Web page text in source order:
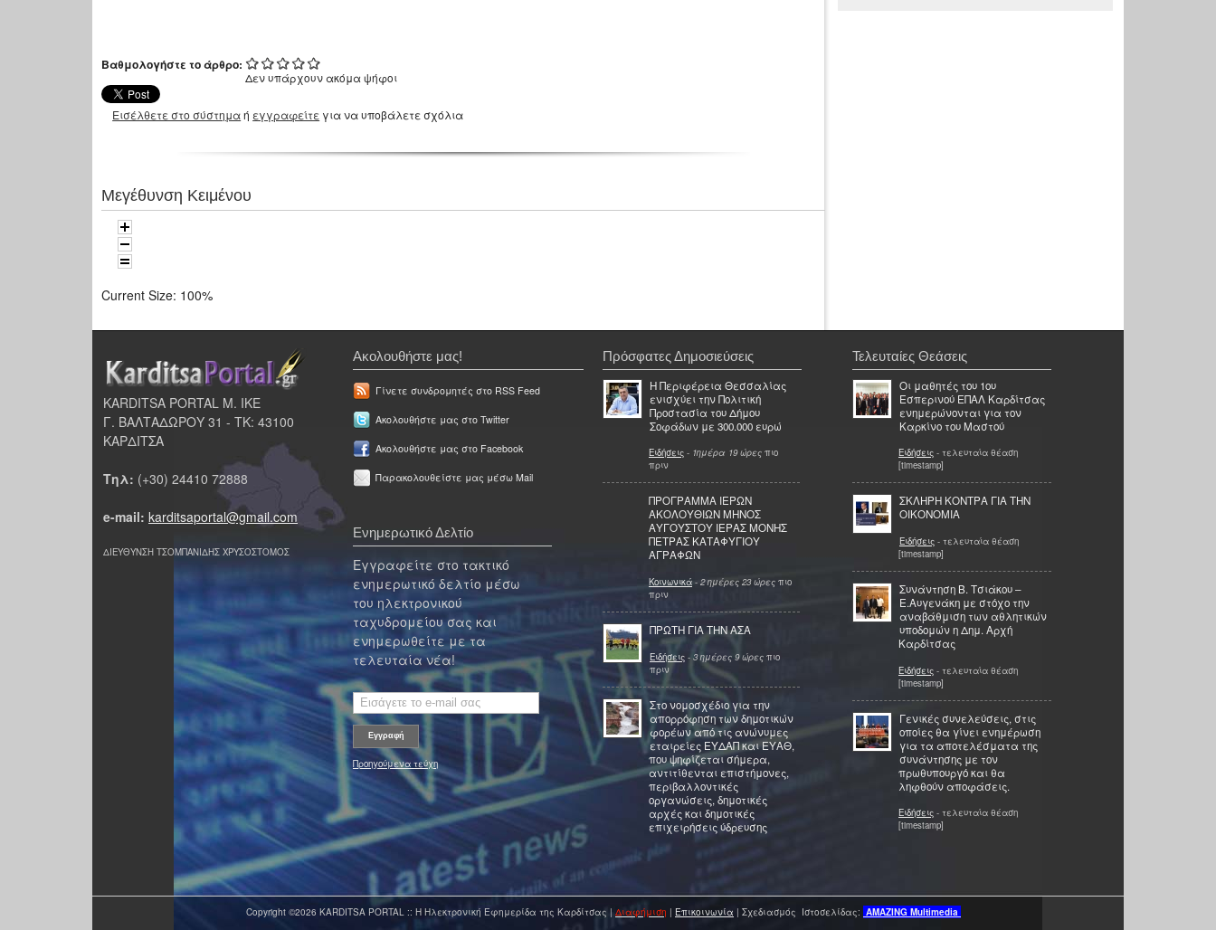
Βαθμολογήστε το άρθρο:
Δεν υπάρχουν ακόμα ψήφοι
Εισέλθετε στο σύστημαή εγγραφείτε για να υποβάλετε σχόλια
Μεγέθυνση Κειμένου
Current Size: 100%
KARDITSA PORTAL Μ. ΙΚΕ
Γ. ΒΑΛΤΑΔΩΡΟΥ 31 - ΤΚ: 43100
ΚΑΡΔΙΤΣΑ
Τηλ: (+30) 24410 72888
e-mail: karditsaportal@gmail.com
ΔΙΕΥΘΥΝΣΗ ΤΣΟΜΠΑΝΙΔΗΣ ΧΡΥΣΟΣΤΟΜΟΣ
Ακολουθήστε μας!
Γίνετε συνδρομητές στο RSS Feed
Ακολουθήστε μας στο Twitter
Ακολουθήστε μας στο Facebook
Παρακολουθείστε μας μέσω Mail
Ενημερωτικό Δελτίο
Εγγραφείτε στο τακτικό
ενημερωτικό δελτίο μέσω
του ηλεκτρονικού
ταχυδρομείου σας και
ενημερωθείτε με τα
τελευταία νέα!
Προηγούμενα τεύχη
Πρόσφατες Δημοσιεύσεις
Η Περιφέρεια Θεσσαλίας
ενισχύει την Πολιτική
Προστασία του Δήμου
Σοφάδων με 300.000 ευρώ
Ειδήσεις - 1ημέρα 19 ώρες πιο
πριν
ΠΡΟΓΡΑΜΜΑ ΙΕΡΩΝ
ΑΚΟΛΟΥΘΙΩΝ ΜΗΝΟΣ
ΑΥΓΟΥΣΤΟΥ ΙΕΡΑΣ ΜΟΝΗΣ
ΠΕΤΡΑΣ ΚΑΤΑΦΥΓΙΟΥ
ΑΓΡΑΦΩΝ
Κοινωνικά - 2 ημέρες 23 ώρες πιο
πριν
ΠΡΩΤΗ ΓΙΑ ΤΗΝ ΑΣΑ
Ειδήσεις - 3 ημέρες 9 ώρες πιο
πριν
Στο νομοσχέδιο για την
απορρόφηση των δημοτικών
φορέων από τις ανώνυμες
εταιρείες ΕΥΔΑΠ και ΕΥΑΘ,
που ψηφίζεται σήμερα,
αντιτίθενται επιστήμονες,
περιβαλλοντικές
οργανώσεις, δημοτικές
αρχές και δημοτικές
επιχειρήσεις ύδρευσης
Τελευταίες Θεάσεις
Οι μαθητές του 1ου
Εσπερινού ΕΠΑΛ Καρδίτσας
ενημερώνονται για τον
Καρκίνο του Μαστού
Ειδήσεις - τελευταία θέαση
[timestamp]
ΣΚΛΗΡΗ ΚΟΝΤΡΑ ΓΙΑ ΤΗΝ
ΟΙΚΟΝΟΜΙΑ
Ειδήσεις - τελευταία θέαση
[timestamp]
Συνάντηση Β. Τσιάκου –
Ε.Αυγενάκη με στόχο την
αναβάθμιση των αθλητικών
υποδομών η Δημ. Αρχή
Καρδίτσας
Ειδήσεις - τελευταία θέαση
[timestamp]
Γενικές συνελεύσεις, στις
οποίες θα γίνει ενημέρωση
για τα αποτελέσματα της
συνάντησης με τον
πρωθυπουργό και θα
ληφθούν αποφάσεις.
Ειδήσεις - τελευταία θέαση
[timestamp]
Copyright ©2026 KARDITSA PORTAL :: Η Ηλεκτρονική Εφημερίδα της Καρδίτσας | Διαφήμιση | Επικοινωνία | Σχεδιασμός Ιστοσελίδας: AMAZING Multimedia